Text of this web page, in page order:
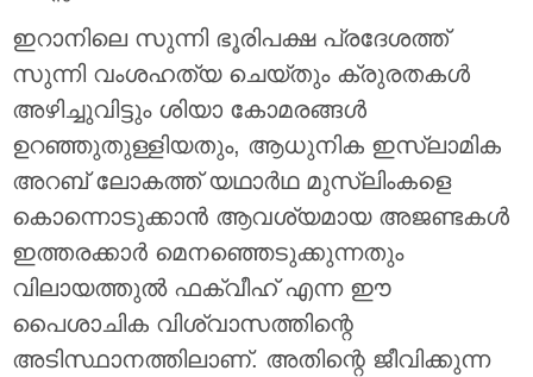
ഇറാനിലെ സുന്നി ഭൂരിപക്ഷ പ്രദേശത്ത്
സുന്നി വംശഹത്യ ചെയ്തും ക്രുരതകൾ
അഴിച്ചുവിട്ടും ശിയാ കോമരങ്ങൾ
ഉറഞ്ഞുതുള്ളിയതും, ആധുനിക ഇസ്‌ലാമിക
അറബ് ലോകത്ത് യഥാർഥ മുസ്‌ലിംകളെ
കൊന്നൊടുക്കാൻ ആവശ്യമായ അജണ്ടകൾ
ഇത്തരക്കാർ മെനഞ്ഞെടുക്കുന്നതും
വിലായത്തുൽ ഫക്വീഹ് എന്ന ഈ
പൈശാചിക വിശ്വാസത്തിന്റെ
അടിസ്ഥാനത്തിലാണ്. അതിന്റെ ജീവിക്കുന്ന